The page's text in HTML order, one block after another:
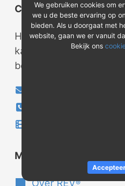
Contact
Heeft u vragen? Neem
kantooruren contact
bekijk onze
Meer over REV
Over REV®
We gebruiken cookies om
we u de beste ervaring op
bieden. Als u doorgaat met
website, gaan we er vanuit
Bekijk ons